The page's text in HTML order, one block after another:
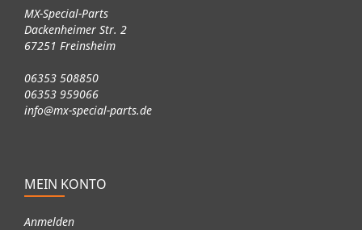
MX-Special-Parts
Dackenheimer Str. 2
67251 Freinsheim
06353 508850
06353 959066
info@mx-special-parts.de
MEIN KONTO
Anmelden